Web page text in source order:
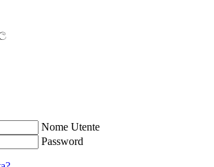
Nome Utente
Password